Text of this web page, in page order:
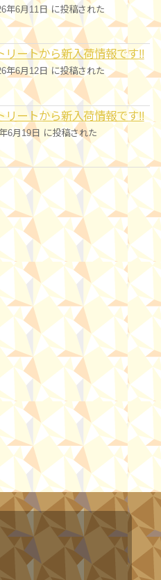
年6月11日 に投稿された
リートから新入荷情報です!!
年6月12日 に投稿された
リートから新入荷情報です!!
6月19日 に投稿された